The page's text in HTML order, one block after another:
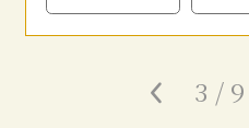
3 / 9
«